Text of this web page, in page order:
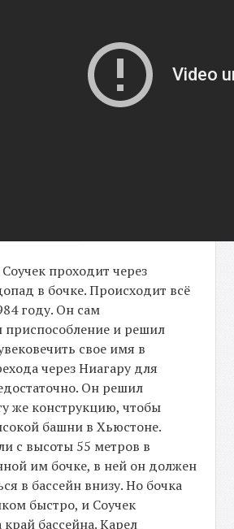
проходит через
в бочке. Происходит всё
году. Он сам
приспособление и решил
свое имя в
через Ниагару для
Он решил
же конструкцию, чтобы
башни в Хьюстоне.
с высоты 55 метров в
им бочке, в ней он должен
в бассейн внизу. Но бочка
быстро, и Соучек
бассейна. Карел